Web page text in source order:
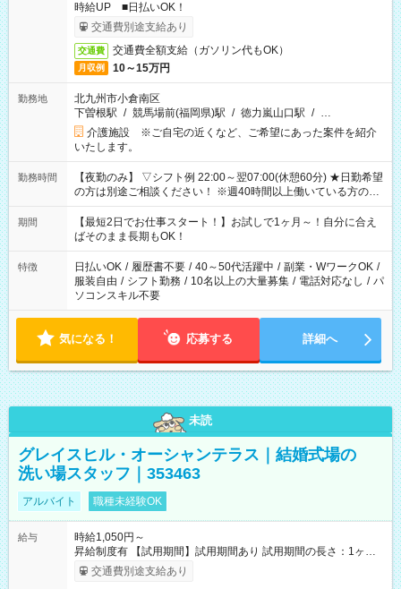
時給UP ■日払いOK！
交通費別途支給あり
交通費 交通費全額支給（ガソリン代もOK）
月収例 10～15万円
勤務地
北九州市小倉南区
下曽根駅 / 競馬場前(福岡県)駅 / 徳力嵐山口駅 / …
介護施設 ※ご自宅の近くなど、ご希望にあった案件を紹介
いたします。
勤務時間
【夜勤のみ】 ▽シフト例 22:00～翌07:00(休憩60分) ★日勤希望
の方は別途ご相談ください！ ※週40時間以上働いている方のW
ワークはNG
期間
【最短2日でお仕事スタート！】お試しで1ヶ月～！自分に合え
ばそのまま長期もOK！
特徴 日払いOK / 履歴書不要 / 40～50代活躍中 / 副業・WワークOK /
服装自由 / シフト勤務 / 10名以上の大量募集 / 電話対応なし / パ
ソコンスキル不要
気になる！ 応募する 詳細へ
未読
グレイスヒル・オーシャンテラス｜結婚式場の
洗い場スタッフ｜353463
アルバイト 職種未経験OK
給与
時給1,050円～
昇給制度有 【試用期間】試用期間あり 試用期間の長さ：1ヶ月
雇用形態、給与は本採用時と同じです。
交通費別途支給あり